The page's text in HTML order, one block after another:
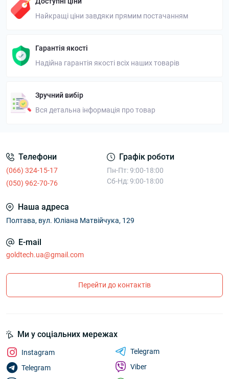
Найкращі ціни завдяки прямим постачанням
Гарантія якості
Надійна гарантія якості всіх наших товарів
Зручний вибір
Вся детальна інформація про товар
Телефони
(066) 324-15-17
(050) 962-70-76
Графік роботи
Пн-Пт: 9:00-18:00
Сб-Нд: 9:00-18:00
Наша адреса
Полтава, вул. Юліана Матвійчука, 129
E-mail
goldtech.ua@gmail.com
Перейти до контактів
Ми у соціальних мережах
Instagram
Telegram
Telegram
Viber